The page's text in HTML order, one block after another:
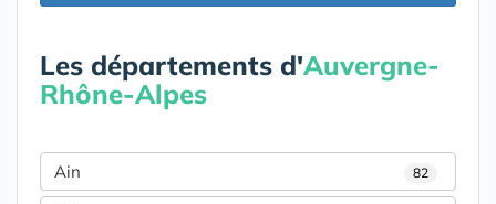
Les départements d'Auvergne-
Rhône-Alpes
Ain 82